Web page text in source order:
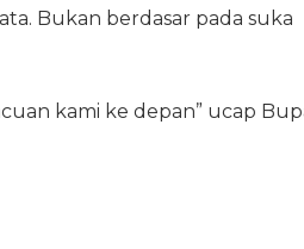
Bukan berdasar pada suka
kami ke depan” ucap